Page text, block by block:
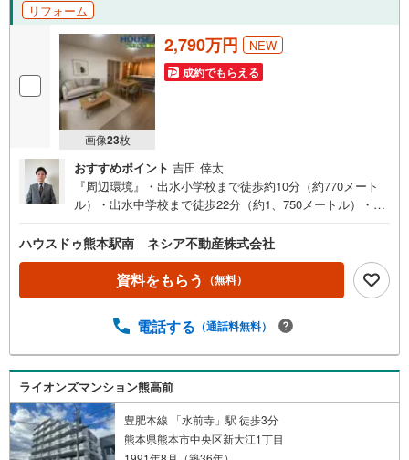
け
・
条
ジ
に
存
リフォーム
画像23枚
2,790万円 NEW
成約でもらえる
おすすめポイント 吉田 倖太
『周辺環境』・出水小学校まで徒歩約10分（約770メート
ル）・出水中学校まで徒歩22分（約1、750メートル）・ロ
ル）・ゆめマート水前寺駅まで徒歩約4分（約250メート
ル）ハウスドゥ熊本駅南では、多種多様な不動産情報をご
用意しております。不動産情報と併せて地域情報もお伝え
することができますので、まずはご気軽にご相談くださ
ハウスドゥ熊本駅南 ネシア不動産株式会社
資料をもらう （無料）
電話する （通話料無料）
ライオンズマンション熊高前
豊肥本線 「水前寺」駅 徒歩3分
熊本県熊本市中央区新大江1丁目